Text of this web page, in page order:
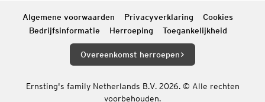
Algemene voorwaarden Privacyverklaring
Cookies
Bedrijfsinformatie
Herroeping Toegankelijkheid
Overeenkomst herroepen
Ernsting's family Netherlands B.V. 2026. © Alle rechten
voorbehouden.